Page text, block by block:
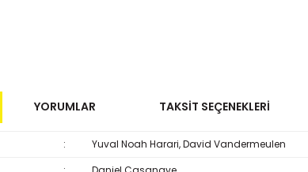
YORUMLAR TAKSIT SEÇENEKLERI
:
Yuval Noah Harari, David Vandermeulen